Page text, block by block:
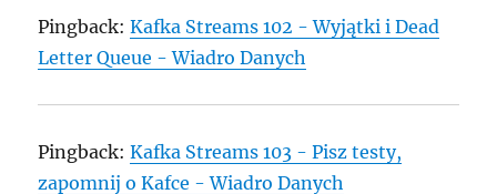
Pingback:Kafka Streams 102 - Wyjątki i Dead
Letter Queue - Wiadro Danych
Pingback:Kafka Streams 103 - Pisz testy,
zapomnij o Kafce - Wiadro Danych